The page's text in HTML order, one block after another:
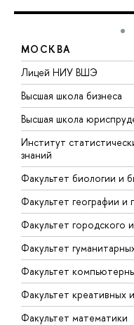
МОСКВА
Лицей НИУ ВШЭ
Высшая школа бизнеса
Высшая школа
Институт
знаний
Факультет биологии и
Факультет географии
Факультет городского
Факультет
Факультет
Факультет креативных
Факультет математики